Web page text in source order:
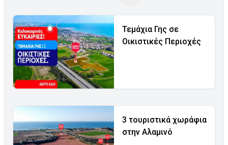
Τεμάχια Γης σε
Οικιστικές Περιοχές
3 τουριστικά χωράφια
στην Αλαμινό